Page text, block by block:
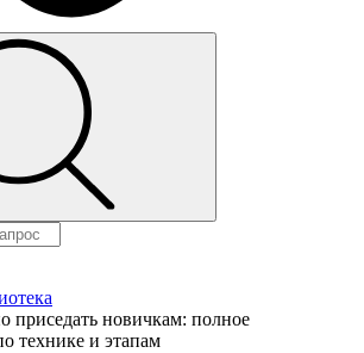
приседать новичкам: полное
технике и этапам